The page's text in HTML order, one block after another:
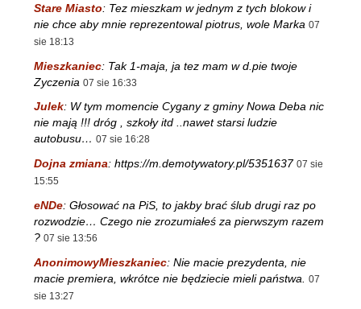
Stare Miasto: Tez mieszkam w jednym z tych blokow i
nie chce aby mnie reprezentowal piotrus, wole Marka 07
sie 18:13
Mieszkaniec: Tak 1-maja, ja tez mam w d.pie twoje
Zyczenia 07 sie 16:33
Julek: W tym momencie Cygany z gminy Nowa Deba nic
nie mają !!! dróg , szkoły itd ..nawet starsi ludzie
autobusu… 07 sie 16:28
Dojna zmiana: https://m.demotywatory.pl/5351637 07 sie
15:55
eNDe: Głosować na PiS, to jakby brać ślub drugi raz po
rozwodzie… Czego nie zrozumiałeś za pierwszym razem
? 07 sie 13:56
AnonimowyMieszkaniec: Nie macie prezydenta, nie
macie premiera, wkrótce nie będziecie mieli państwa.
07
sie 13:27